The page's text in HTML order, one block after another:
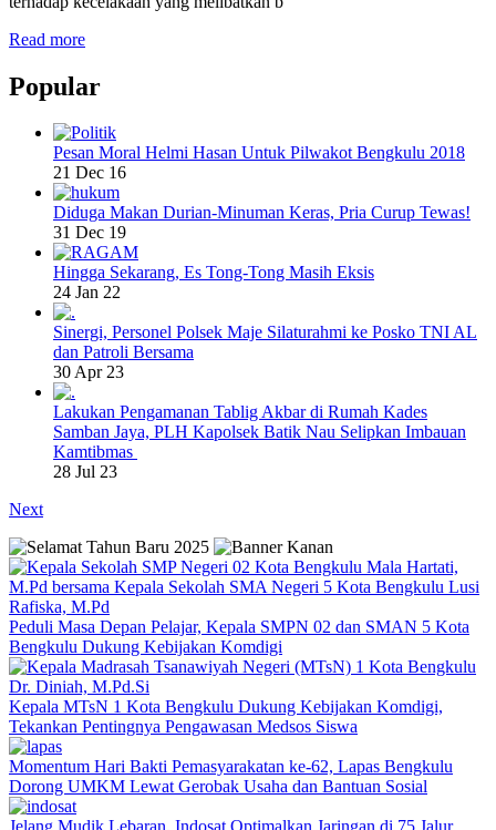
Read more
Popular
Pesan Moral Helmi Hasan Untuk Pilwakot Bengkulu 2018
21 Dec 16
Diduga Makan Durian-Minuman Keras, Pria Curup Tewas!
31 Dec 19
Hingga Sekarang, Es Tong-Tong Masih Eksis
24 Jan 22
Sinergi, Personel Polsek Maje Silaturahmi ke Posko TNI AL
dan Patroli Bersama
30 Apr 23
Lakukan Pengamanan Tablig Akbar di Rumah Kades
Samban Jaya, PLH Kapolsek Batik Nau Selipkan Imbauan
Kamtibmas
28 Jul 23
Next
Peduli Masa Depan Pelajar, Kepala SMPN 02 dan SMAN 5 Kota
Bengkulu Dukung Kebijakan Komdigi
Kepala MTsN 1 Kota Bengkulu Dukung Kebijakan Komdigi,
Tekankan Pentingnya Pengawasan Medsos Siswa
Momentum Hari Bakti Pemasyarakatan ke-62, Lapas Bengkulu
Dorong UMKM Lewat Gerobak Usaha dan Bantuan Sosial